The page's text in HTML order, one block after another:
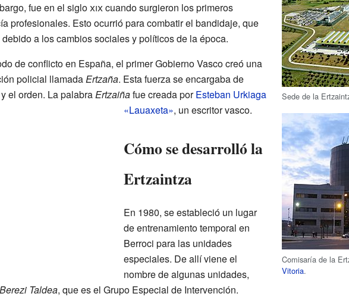
Sede de la
Comisaría de la
Vitoria.
fue en el sigloxixcuando surgieron los primeros
profesionales. Esto ocurrió para combatir el bandidaje, que
a los cambios sociales y políticos de la época.
de conflicto en España, el primer Gobierno Vasco creó una
policial llamadaErtzaña. Esta fuerza se encargaba de
el orden. La palabraErtzaiñafue creada porEsteban Urkiaga
«Lauaxeta», un escritor vasco.
Cómo se desarrolló la
Ertzaintza
En 1980, se estableció un lugar
de entrenamiento temporal en
Berroci para las unidades
especiales. De allí viene el
nombre de algunas unidades,
Taldea, que es el Grupo Especial de Intervención.